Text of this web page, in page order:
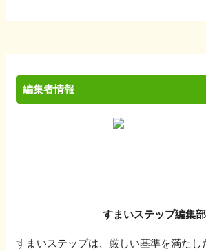
編集者情報
すまいステップ編集部
すまいステップは、厳しい基準を満たし